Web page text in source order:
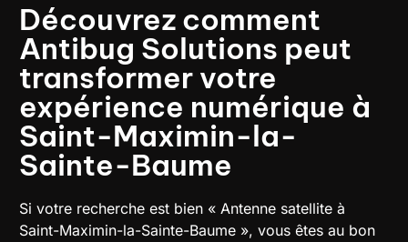
Découvrez comment
Antibug Solutions peut
transformer votre
expérience numérique à
Saint-Maximin-la-
Sainte-Baume
Si votre recherche est bien « Antenne satellite à
Saint-Maximin-la-Sainte-Baume », vous êtes au bon